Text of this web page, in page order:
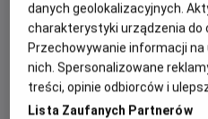
Zapraszamy na seanse w
już dziś, wybierz
zaoszczędź najwięcej.
kupujesz, więcej
danych geolokalizacyjnych.
charakterystyki urządzenia do
Przechowywanie informacji
nich. Spersonalizowane
treści, opinie odbiorców i
Lista Zaufanych Partnerów